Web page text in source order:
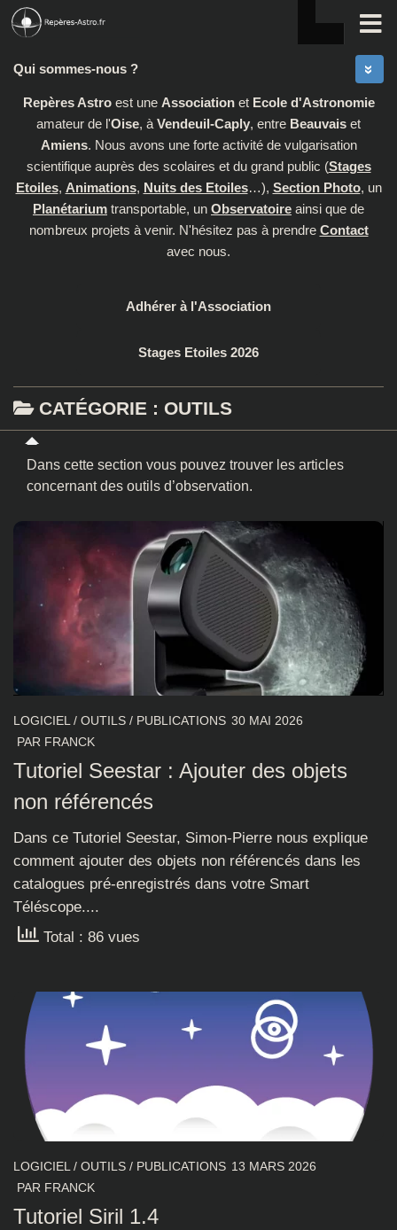
Skip to content
Qui sommes-nous ?
Repères Astroest une Associationet Ecole d'Astronomie
amateur de l'Oise, à Vendeuil-Caply, entre Beauvais et
Amiens. Nous avons une forte activité de vulgarisation
scientifique auprès des scolaires et du grand public (Stages
Etoiles, Animations, Nuits des Etoiles…), Section Photo, un
Planétarium transportable, un Observatoire ainsi que de
nombreux projets à venir. N'hésitez pas à prendre Contact
avec nous.
Adhérer à l'Association
Stages Etoiles 2026
CATÉGORIE : OUTILS
Dans cette section vous pouvez trouver les articles
concernant des outils d’observation.
LOGICIEL / OUTILS / PUBLICATIONS 30 MAI 2026
PAR FRANCK
Tutoriel Seestar : Ajouter des objets
non référencés
Dans ce Tutoriel Seestar, Simon-Pierre nous explique
comment ajouter des objets non référencés dans les
catalogues pré-enregistrés dans votre Smart
Téléscope....
Total : 86 vues
LOGICIEL / OUTILS / PUBLICATIONS 13 MARS 2026
PAR FRANCK
Tutoriel Siril 1.4